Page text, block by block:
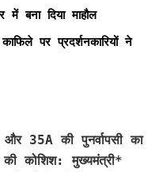
बना दिया माहौल
पर प्रदर्शनकारियों ने
35A की पुनर्वापसी का
कोशिश: मुख्यमंत्री*